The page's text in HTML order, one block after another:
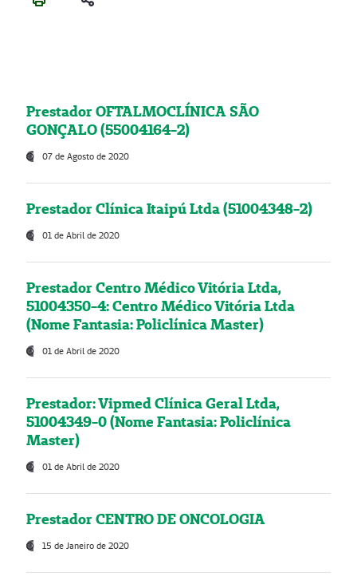
Prestador OFTALMOCLÍNICA SÃO
GONÇALO (55004164-2)
07 de Agosto de 2020
Prestador Clínica Itaipú Ltda (51004348-2)
01 de Abril de 2020
Prestador Centro Médico Vitória Ltda,
51004350-4: Centro Médico Vitória Ltda
(Nome Fantasia: Policlínica Master)
01 de Abril de 2020
Prestador: Vipmed Clínica Geral Ltda,
51004349-0 (Nome Fantasia: Policlínica
Master)
01 de Abril de 2020
Prestador CENTRO DE ONCOLOGIA
15 de Janeiro de 2020